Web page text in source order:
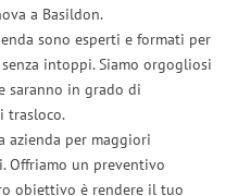
a Basildon.
sono esperti e formati per
intoppi. Siamo orgogliosi
saranno in grado di
trasloco.
azienda per maggiori
Offriamo un preventivo
obiettivo è rendere il tuo